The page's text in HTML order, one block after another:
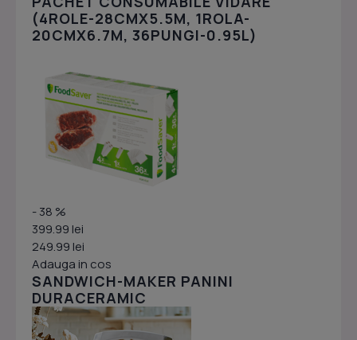
(4ROLE-28CMX5.5M, 1ROLA-
20CMX6.7M, 36PUNGI-0.95L)
- 38 %
399.99 lei
249.99 lei
Adauga in cos
SANDWICH-MAKER PANINI
DURACERAMIC